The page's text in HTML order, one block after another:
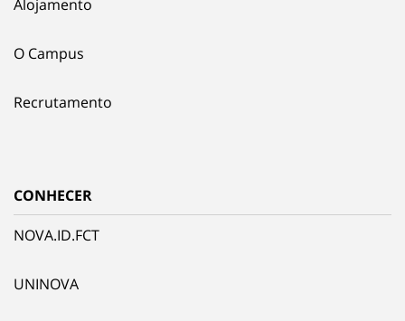
Alojamento
O Campus
Recrutamento
CONHECER
NOVA.ID.FCT
UNINOVA